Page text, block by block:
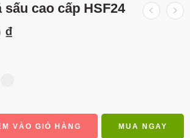
cao cấp HSF24
₫
VÀO GIỎ HÀNG MUA NGAY